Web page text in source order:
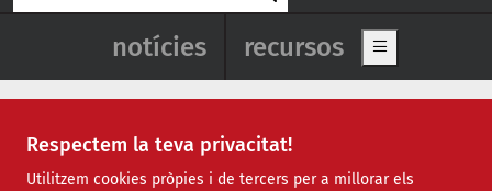
Respectem la teva privacitat!
Utilitzem cookies pròpies i de tercers per a millorar els
Navegació principal de
notícies recursos Show main
Recursos